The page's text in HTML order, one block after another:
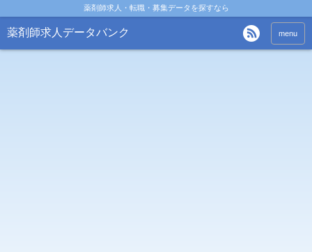
薬剤師求人・転職・募集データを探すなら
薬剤師求人データバンク menu